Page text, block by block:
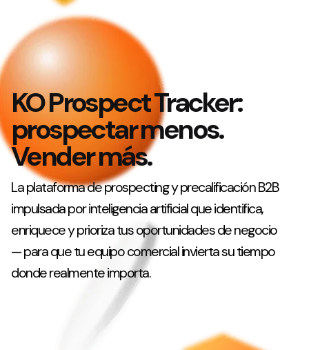
KO Prospect Tracker:
prospectar menos.
Vender más.
La plataforma de prospecting y precalificación B2B
impulsada por inteligencia artificial que identifica,
enriquece y prioriza tus oportunidades de negocio
— para que tu equipo comercial invierta su tiempo
donde realmente importa.